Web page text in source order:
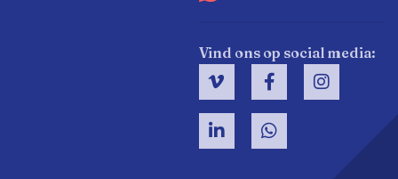
Vind ons op social media: